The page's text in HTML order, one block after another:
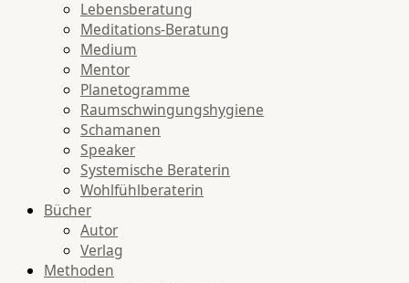
Lebensberatung
Meditations-Beratung
Medium
Mentor
Planetogramme
Raumschwingungshygiene
Schamanen
Speaker
Systemische Beraterin
Wohlfühlberaterin
Bücher
Autor
Verlag
Methoden